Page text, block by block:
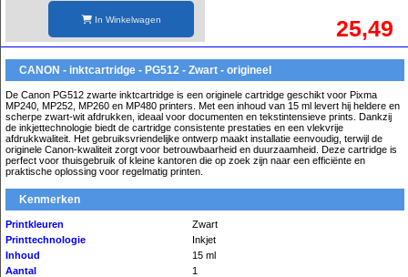
In Winkelwagen 25,49
CANON - inktcartridge - PG512 - Zwart - origineel
De Canon PG512 zwarte inktcartridge is een originele cartridge geschikt voor Pixma
MP240, MP252, MP260 en MP480 printers. Met een inhoud van 15 ml levert hij heldere en
scherpe zwart-wit afdrukken, ideaal voor documenten en tekstintensieve prints. Dankzij
de inkjettechnologie biedt de cartridge consistente prestaties en een vlekvrije
afdrukkwaliteit. Het gebruiksvriendelijke ontwerp maakt installatie eenvoudig, terwijl de
originele Canon-kwaliteit zorgt voor betrouwbaarheid en duurzaamheid. Deze cartridge is
perfect voor thuisgebruik of kleine kantoren die op zoek zijn naar een efficiënte en
praktische oplossing voor regelmatig printen.
Kenmerken
Printkleuren
Zwart
Printtechnologie
Inkjet
Inhoud
15 ml
Aantal
1